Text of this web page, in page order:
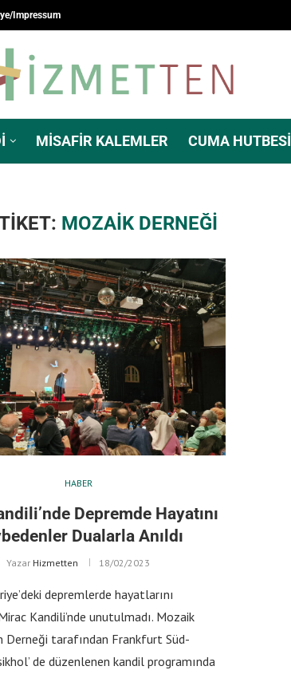
Impressum
MISAFIR KALEMLER CUMA HUTBESI
MOZAIK DERNEĞI
HABER
Depremde Hayatını
Dualarla Anıldı
Yazar Hizmetten 18/02/2023
depremlerde hayatlarını
Kandili’nde unutulmadı. Mozaik
tarafından Frankfurt Süd-
de düzenlenen kandil programında